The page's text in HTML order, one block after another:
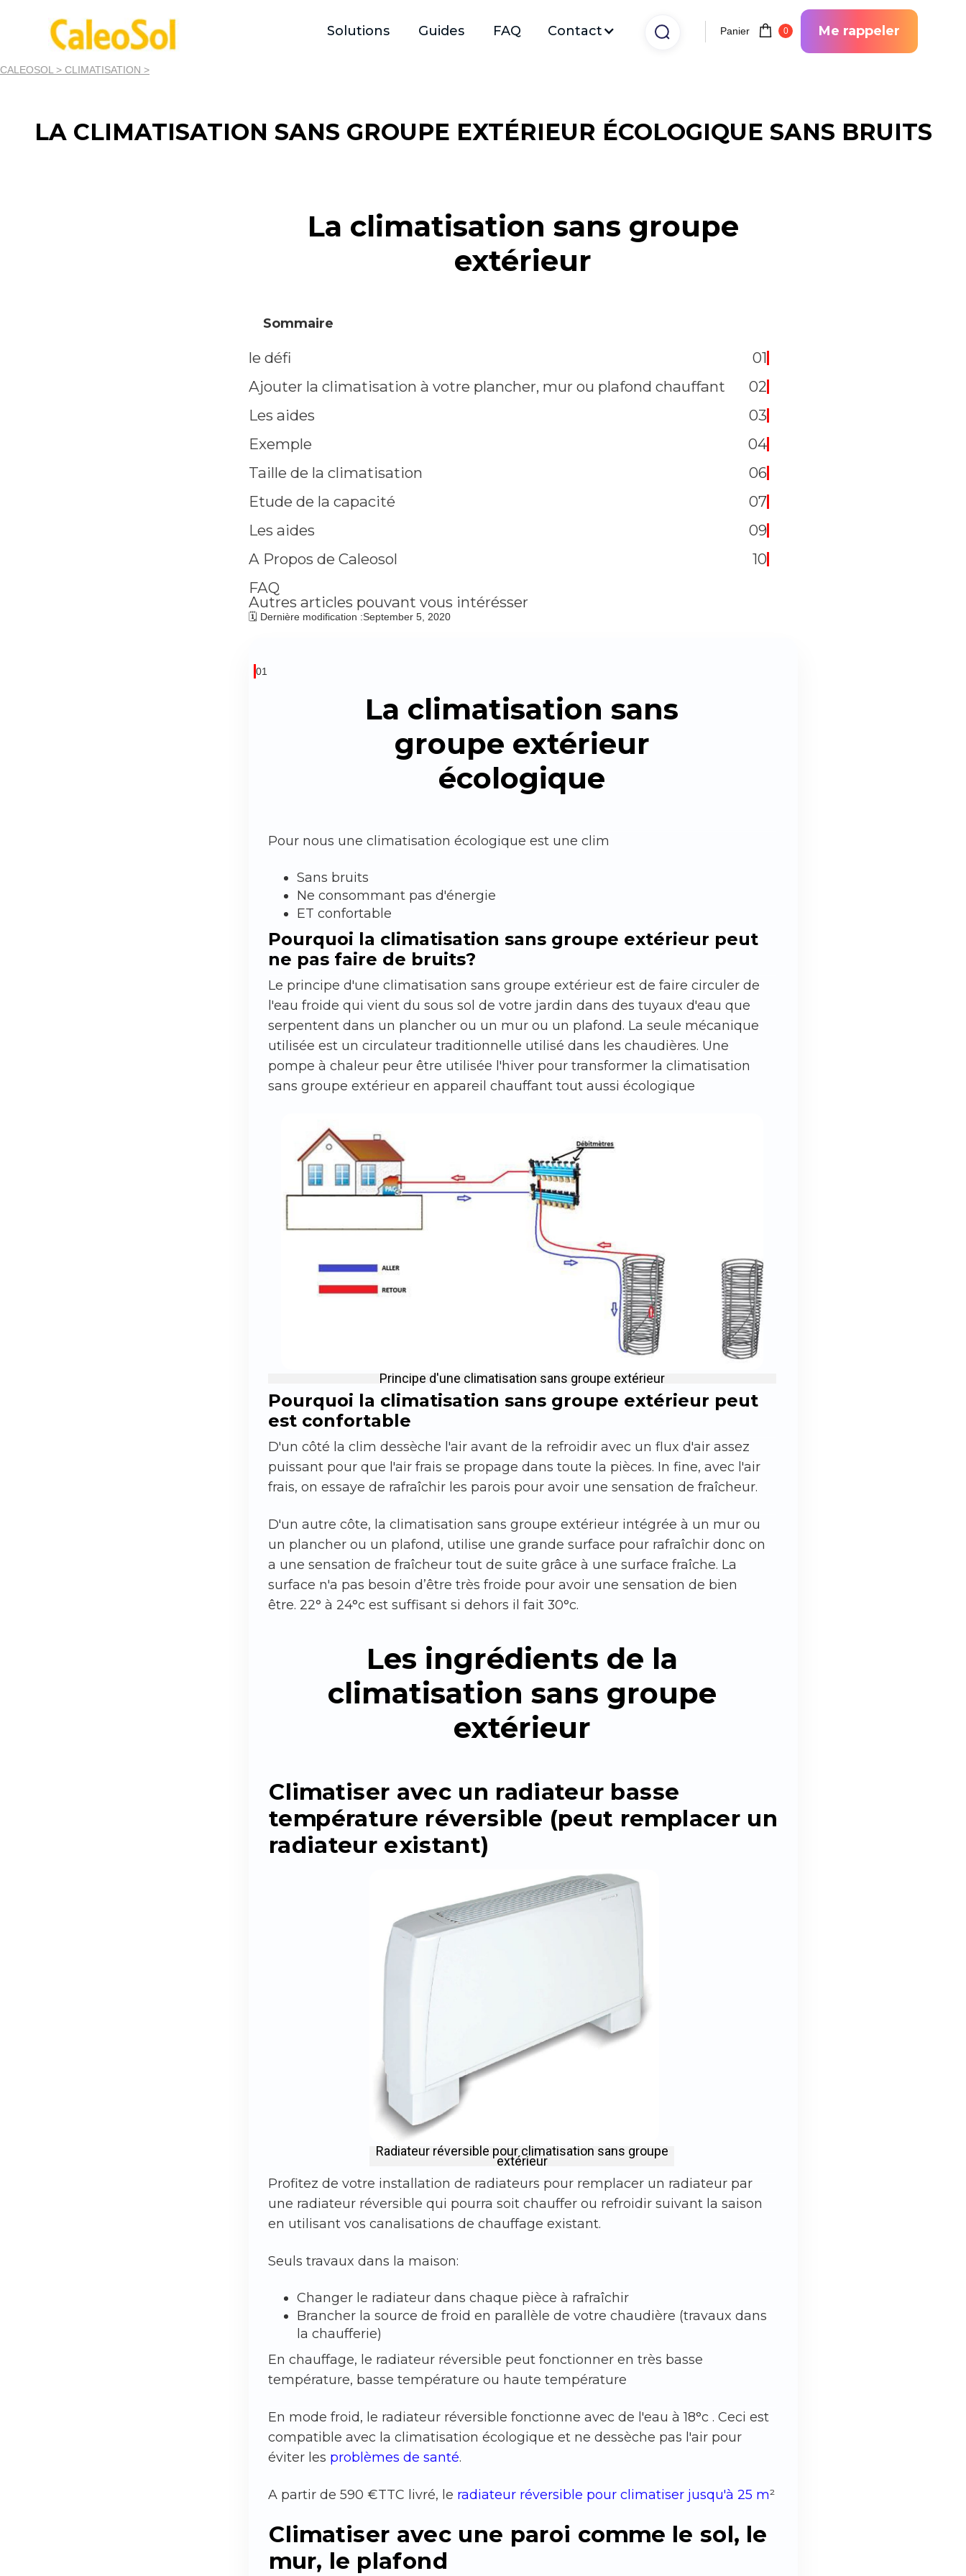
Solutions Guides FAQ Contact Me rappeler
Panier 0
CALEOSOL > CLIMATISATION >
LA CLIMATISATION SANS GROUPE EXTÉRIEUR ÉCOLOGIQUE SANS BRUITS
La climatisation sans groupe
extérieur
Sommaire
le défi
01
Ajouter la climatisation à votre plancher, mur ou plafond chauffant
02
Les aides
03
Exemple
04
Taille de la climatisation
06
Etude de la capacité
07
Les aides
09
A Propos de Caleosol
10
FAQ
Autres articles pouvant vous intérésser
🗓️ Dernière modification :September 5, 2020
01
La climatisation sans
groupe extérieur
écologique
Pour nous une climatisation écologique est une clim
Sans bruits
Ne consommant pas d'énergie
ET confortable
Pourquoi la climatisation sans groupe extérieur peut
ne pas faire de bruits?
Le principe d'une climatisation sans groupe extérieur est de faire circuler de
l'eau froide qui vient du sous sol de votre jardin dans des tuyaux d'eau que
serpentent dans un plancher ou un mur ou un plafond. La seule mécanique
utilisée est un circulateur traditionnelle utilisé dans les chaudières. Une
pompe à chaleur peur être utilisée l'hiver pour transformer la climatisation
sans groupe extérieur en appareil chauffant tout aussi écologique
Principe d'une climatisation sans groupe extérieur
Pourquoi la climatisation sans groupe extérieur peut
est confortable
D'un côté la clim dessèche l'air avant de la refroidir avec un flux d'air assez
puissant pour que l'air frais se propage dans toute la pièces. In fine, avec l'air
frais, on essaye de rafraîchir les parois pour avoir une sensation de fraîcheur.
D'un autre côte, la climatisation sans groupe extérieur intégrée à un mur ou
un plancher ou un plafond, utilise une grande surface pour rafraîchir donc on
a une sensation de fraîcheur tout de suite grâce à une surface fraîche. La
surface n'a pas besoin d’être très froide pour avoir une sensation de bien
être. 22° à 24°c est suffisant si dehors il fait 30°c.
Les ingrédients de la
climatisation sans groupe
extérieur
Climatiser avec un radiateur basse
température réversible (peut remplacer un
radiateur existant)
Radiateur réversible pour climatisation sans groupe
extérieur
Profitez de votre installation de radiateurs pour remplacer un radiateur par
une radiateur réversible qui pourra soit chauffer ou refroidir suivant la saison
en utilisant vos canalisations de chauffage existant.
Seuls travaux dans la maison:
Changer le radiateur dans chaque pièce à rafraîchir
Brancher la source de froid en parallèle de votre chaudière (travaux dans
la chaufferie)
En chauffage, le radiateur réversible peut fonctionner en très basse
température, basse température ou haute température
En mode froid, le radiateur réversible fonctionne avec de l'eau à 18°c . Ceci est
compatible avec la climatisation écologique et ne dessèche pas l'air pour
éviter les problèmes de santé.
A partir de 590 €TTC livré, le radiateur réversible pour climatiser jusqu'à 25 m²
Climatiser avec une paroi comme le sol, le
mur, le plafond